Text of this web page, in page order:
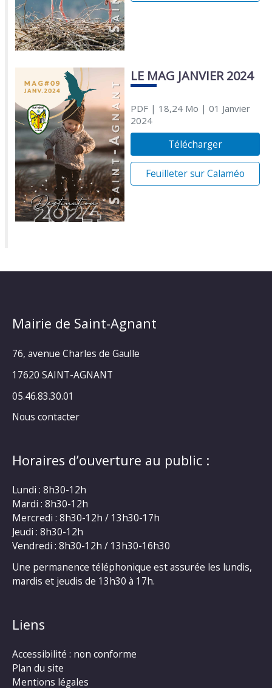
LE MAG JANVIER 2024
PDF| 18,24 Mo | 01 Janvier
2024
Télécharger
Feuilleter sur Calaméo
Mairie de Saint-Agnant
76, avenue Charles de Gaulle
17620 SAINT-AGNANT
05.46.83.30.01
Nous contacter
Horaires d’ouverture au public :
Lundi : 8h30-12h
Mardi : 8h30-12h
Mercredi : 8h30-12h / 13h30-17h
Jeudi : 8h30-12h
Vendredi : 8h30-12h / 13h30-16h30
Une permanence téléphonique est assurée les lundis,
mardis et jeudis de 13h30 à 17h.
Liens
Accessibilité : non conforme
Plan du site
Mentions légales